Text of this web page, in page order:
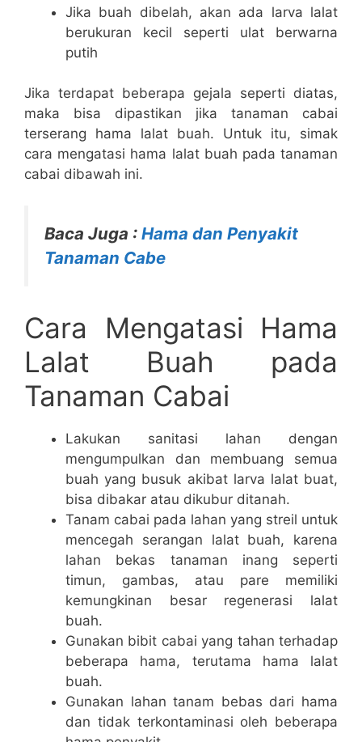
Jika buah dibelah, akan ada larva lalat
berukuran kecil seperti ulat berwarna
putih
Jika terdapat beberapa gejala seperti diatas,
maka bisa dipastikan jika tanaman cabai
terserang hama lalat buah. Untuk itu, simak
cara mengatasi hama lalat buah pada tanaman
cabai dibawah ini.
Baca Juga : Hama dan Penyakit
Tanaman Cabe
Cara Mengatasi Hama
Lalat Buah pada
Tanaman Cabai
Lakukan sanitasi lahan dengan
mengumpulkan dan membuang semua
buah yang busuk akibat larva lalat buat,
bisa dibakar atau dikubur ditanah.
Tanam cabai pada lahan yang streil untuk
mencegah serangan lalat buah, karena
lahan bekas tanaman inang seperti
timun, gambas, atau pare memiliki
kemungkinan besar regenerasi lalat
buah.
Gunakan bibit cabai yang tahan terhadap
beberapa hama, terutama hama lalat
buah.
Gunakan lahan tanam bebas dari hama
dan tidak terkontaminasi oleh beberapa